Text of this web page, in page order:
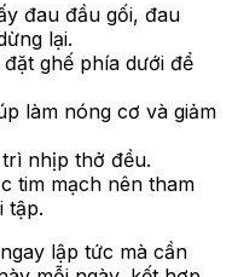
đau đầu gối, đau
lại.
ghế phía dưới để
làm nóng cơ và giảm
nhịp thở đều.
tim mạch nên tham
tập.
lập tức mà cần